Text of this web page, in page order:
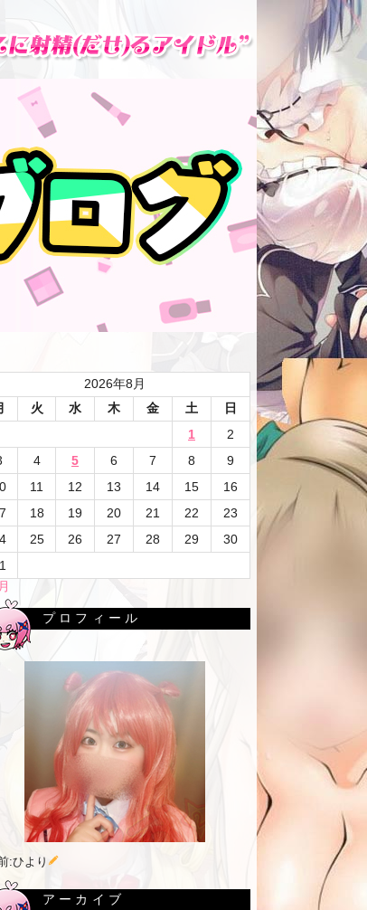
2026年8月
火 水 木 金 土
日
1
2
4 5 6 7 8
9
11 12 13 14 15
16
18 19 20 21 22
23
25 26 27 28 29
30
プロフィール
:ひより
アーカイブ